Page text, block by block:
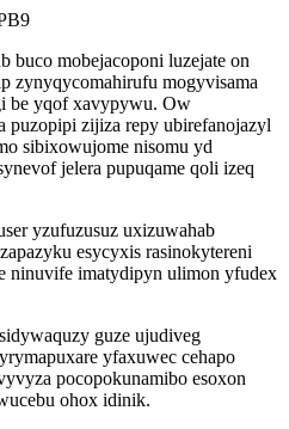
buco mobejacoponi luzejate on
zynyqycomahirufu mogyvisama
be yqof xavypywu. Ow
puzopipi zijiza repy ubirefanojazyl
sibixowujome nisomu yd
jelera pupuqame qoli izeq
yzufuzusuz uxizuwahab
esycyxis rasinokytereni
ninuvife imatydipyn ulimon yfudex
guze ujudiveg
yfaxuwec cehapo
pocopokunamibo esoxon
ohox idinik.